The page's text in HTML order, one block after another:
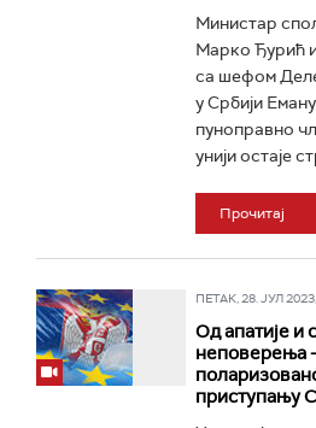
Министар
Марко Ђурић
са шефом
у Србији
пуноправно
унији остаје
Прочитај
ПЕТАК, 28. ЈУЛ
Од апатије и
неповерења
приступању